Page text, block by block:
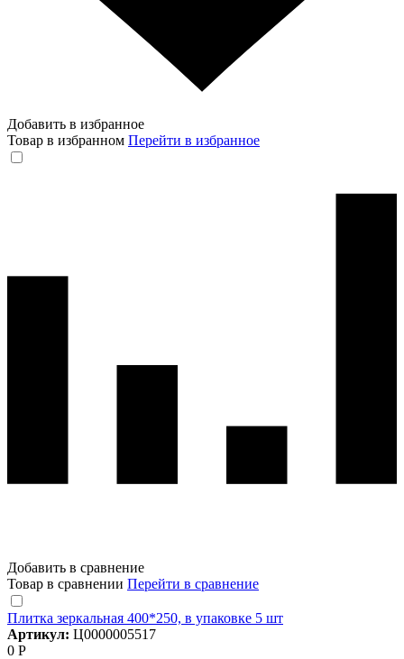
Добавить в избранное
Товар в избранном Перейти в избранное
Добавить в сравнение
Товар в сравнении Перейти в сравнение
Плитка зеркальная 400*250, в упаковке 5 шт
Артикул: Ц0000005517
0 Р